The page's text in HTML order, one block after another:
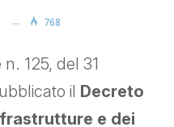
768
125, del 31
il Decreto
e dei